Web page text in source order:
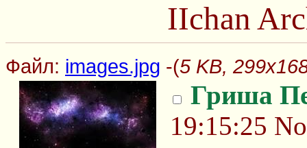
IIchan
Файл: images.jpg -(5 KB,
Гриша
19:15:25